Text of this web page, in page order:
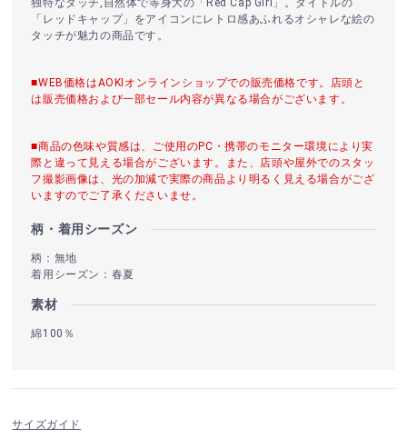
独特なタッチ,自然体で等身大の「Red Cap Girl」。タイトルの
「レッドキャップ」をアイコンにレトロ感あふれるオシャレな絵の
タッチが魅力の商品です。
■WEB価格はAOKIオンラインショップでの販売価格です。店頭と
は販売価格および一部セール内容が異なる場合がございます。
■商品の色味や質感は、ご使用のPC・携帯のモニター環境により実
際と違って見える場合がございます。また、店頭や屋外でのスタッ
フ撮影画像は、光の加減で実際の商品より明るく見える場合がござ
いますのでご了承くださいませ。
柄・着用シーズン
柄：無地
着用シーズン：春夏
素材
綿100％
サイズガイド